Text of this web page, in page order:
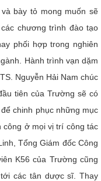
bày tỏ mong muốn sẽ
chương trình đào tạo
phối hợp trong nghiên
Hành trình vạn dặm
Nguyễn Hải Nam chúc
tiên của Trường sẽ có
chinh phục những mục
công ở mọi vị trí công tác
Tổng Giám đốc Công
K56 của Trường cũng
các tân dược sĩ. Thay